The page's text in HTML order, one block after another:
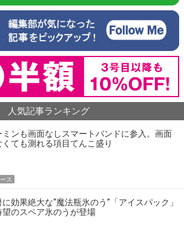
人気記事ランキング
ミンも画面なしスマートバンドに参入。画面
くても測れる項目てんこ盛り
ス
効果絶大な“魔法瓶氷のう”「アイスパック」
望のスペア氷のうが登場